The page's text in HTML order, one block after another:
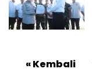
« Kembali